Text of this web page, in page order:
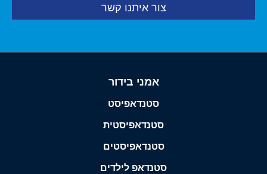
צור איתנו קשר
אמני בידור
סטנדאפיסט
סטנדאפיסטית
סטנדאפיסטים
סטנדאפ לילדים